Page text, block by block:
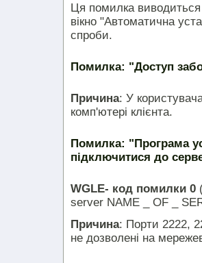
Ця помилка виводиться
вікно "Автоматична
спроби.
Помилка: "Доступ
Причина: У
комп'ютері клієнта.
Помилка: "Програма
підключитися до
WGLE- код помилки 0
server NAME _ OF _
Причина: Порти 2222,
не дозволені на